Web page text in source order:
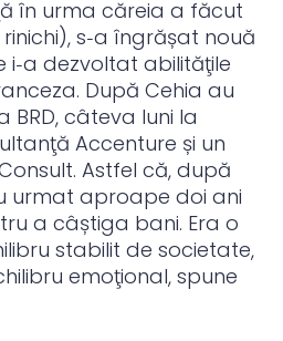
în urma căreia a făcut
s‑a îngrășat nouă
i‑a dezvoltat abilităţile
După Cehia au
câteva luni la
Accenture și un
Astfel că, după
urmat aproape doi ani
a câștiga bani. Era o
stabilit de societate,
emoţional, spune